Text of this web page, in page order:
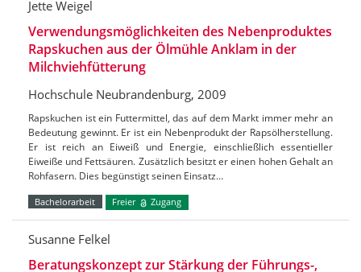
Jette Weigel
Verwendungsmöglichkeiten des Nebenproduktes
Rapskuchen aus der Ölmühle Anklam in der
Milchviehfütterung
Hochschule Neubrandenburg, 2009
Rapskuchen ist ein Futtermittel, das auf dem Markt immer mehr an
Bedeutung gewinnt. Er ist ein Nebenprodukt der Rapsölherstellung.
Er ist reich an Eiweiß und Energie, einschließlich essentieller
Eiweiße und Fettsäuren. Zusätzlich besitzt er einen hohen Gehalt an
Rohfasern. Dies begünstigt seinen Einsatz…
Bachelorarbeit Freier Zugang
Susanne Felkel
Beratungskonzept zur Stärkung der Führungs-,